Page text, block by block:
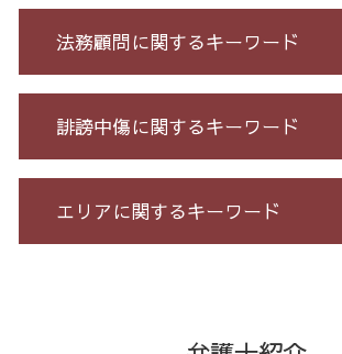
少額 詐欺 泣き寝入り
詐欺 民事
詐欺 返金されない
出資 詐欺
特殊 詐欺 警視庁
競馬 予想 詐欺
銀行 振込 詐欺
詐欺 被害 お金 戻っ て くる
消費者金融 返済 過払い金
借金 無料相談 電話
自己破産 メリット デメリット
個人再生 債務整理 メリット
借金 過払い金 期間
個人再生 手続き 流れ
給与所得者 再生
法務顧問に関するキーワード
有給 取得 トラブル
顧問 弁護士 メリット
残業 未払い 請求
未払い 賃金
誹謗中傷に関するキーワード
誹謗中傷 特定
誹謗中傷 相談
エリアに関するキーワード